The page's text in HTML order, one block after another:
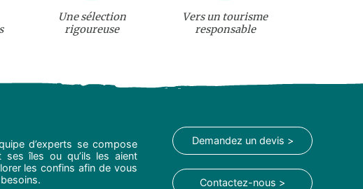
Une sélection
rigoureuse
Vers un tourisme
responsable
d’experts se compose
ses îles ou qu’ils les aient
les confins afin de vous
Demandez un devis >
Contactez-nous >